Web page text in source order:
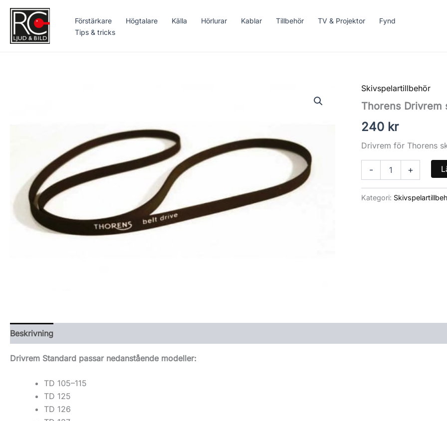
Hoppa
innehåll
Förstärkare Högtalare Källa Hörlurar Kablar Tillbehör TV & Projektor
Fynd
Tips & tricks
Skivspelartillbehör
Thorens Drivrem
240 kr
Drivrem för Thorens
-
Thorens
standard
+
Kategori:
Beskrivning
Drivrem Standard passar nedanstående modeller:
TD 105–115
TD 125
TD 126